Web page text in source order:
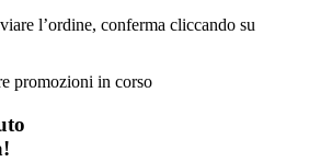
l’ordine, conferma cliccando su
promozioni in corso